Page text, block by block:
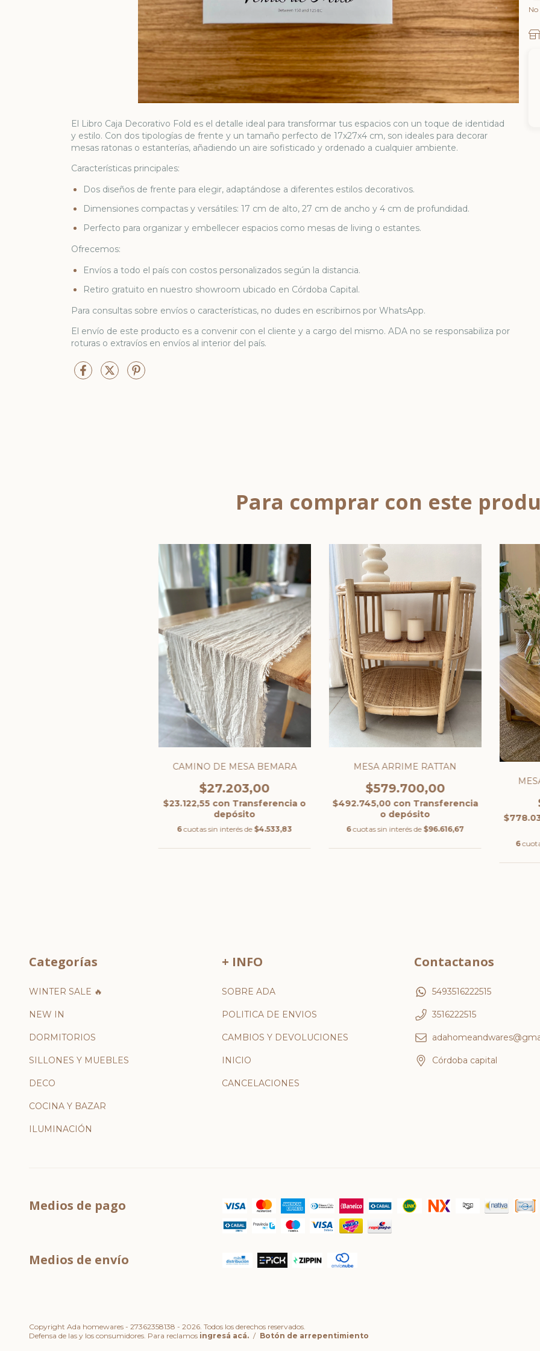
El Libro Caja Decorativo Fold es el detalle ideal para transformar tus espacios con un toque de identidad
y estilo. Con dos tipologías de frente y un tamaño perfecto de 17x27x4 cm, son ideales para decorar
mesas ratonas o estanterías, añadiendo un aire sofisticado y ordenado a cualquier ambiente.
Características principales:
Dos diseños de frente para elegir, adaptándose a diferentes estilos decorativos.
Dimensiones compactas y versátiles: 17 cm de alto, 27 cm de ancho y 4 cm de profundidad.
Perfecto para organizar y embellecer espacios como mesas de living o estantes.
Ofrecemos:
Envíos a todo el país con costos personalizados según la distancia.
Retiro gratuito en nuestro showroom ubicado en Córdoba Capital.
Para consultas sobre envíos o características, no dudes en escribirnos por WhatsApp.
El envío de este producto es a convenir con el cliente y a cargo del mismo. ADA no se responsabiliza por
roturas o extravíos en envíos al interior del país.
Para comprar con este
CAMINO DE MESA BEMARA
$27.203,00
$23.122,55 con Transferencia o
depósito
6 cuotas sin interés de $4.533,83
MESA ARRIME RATTAN
$579.700,00
$492.745,00 con Transferencia
o depósito
6 cuotas sin interés de $96.616,67
6
Categorías
WINTER SALE 🔥
NEW IN
DORMITORIOS
SILLONES Y MUEBLES
DECO
COCINA Y BAZAR
ILUMINACIÓN
+ INFO
SOBRE ADA
POLITICA DE ENVIOS
CAMBIOS Y DEVOLUCIONES
INICIO
CANCELACIONES
Contactanos
5493516222515
3516222515
Córdoba capital
Medios de pago
Medios de envío
Copyright Ada homewares - 27362358138 - 2026. Todos los derechos reservados.
Defensa de las y los consumidores. Para reclamos ingresá acá. / Botón de arrepentimiento